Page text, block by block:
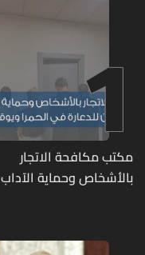
1
مكتب مكافحة الاتجار
بالأشخاص وحماية الآداب
متورطين